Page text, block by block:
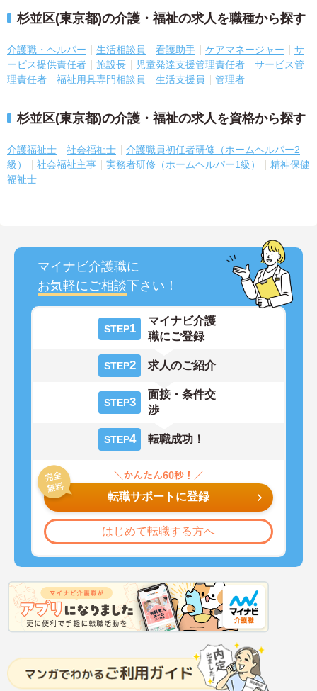
杉並区(東京都)の介護・福祉の求人を職種から探す
介護職・ヘルパー 生活相談員 看護助手 ケアマネージャー
サ
ービス提供責任者
施設長 児童発達支援管理責任者
サービス管
理責任者
福祉用具専門相談員 生活支援員 管理者
杉並区(東京都)の介護・福祉の求人を資格から探す
介護福祉士 社会福祉士
介護職員初任者研修（ホームヘルパー2
級）
社会福祉主事 実務者研修（ホームヘルパー1級）
精神保健
福祉士
マイナビ介護職に
お気軽にご相談下さい！
STEP1
マイナビ介護
職にご登録
STEP2 求人のご紹介
STEP3
面接・条件交
渉
STEP4 転職成功！
転職サポートに登録
はじめて転職する方へ